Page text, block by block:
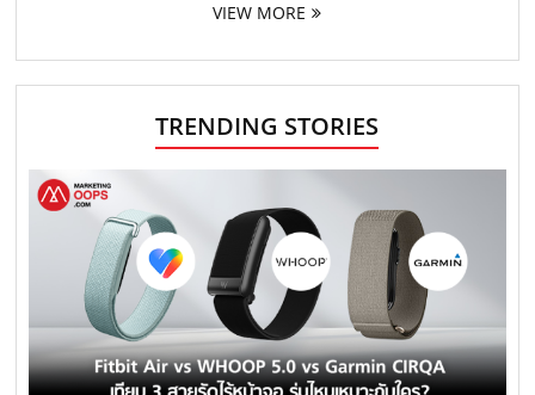
VIEW MORE
TRENDING STORIES